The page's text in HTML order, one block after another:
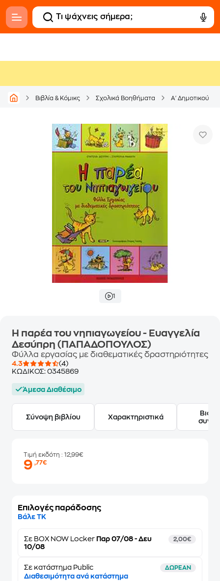
Βιβλία & Κόμικς Σχολικά Βοηθήματα Α' Δημοτικού
1
Η παρέα του νηπιαγωγείου - Ευαγγελία
Δεσύπρη (ΠΑΠΑΔΟΠΟΥΛΟΣ)
Φύλλα εργασίας με διαθεματικές δραστηριότητες
4.3
(4)
ΚΩΔΙΚΟΣ: 0345869
Άμεσα Διαθέσιμο
Σύνοψη βιβλίου Χαρακτηριστικά
Τιμή εκδότη : 12,99€
9,77€
Επιλογές παράδοσης
Βάλε ΤΚ
Σε BOX NOW Locker Παρ 07/08 - Δευ
10/08
2,00€
Σε κατάστημα Public ΔΩΡΕΑΝ
Διαθεσιμότητα ανά κατάστημα